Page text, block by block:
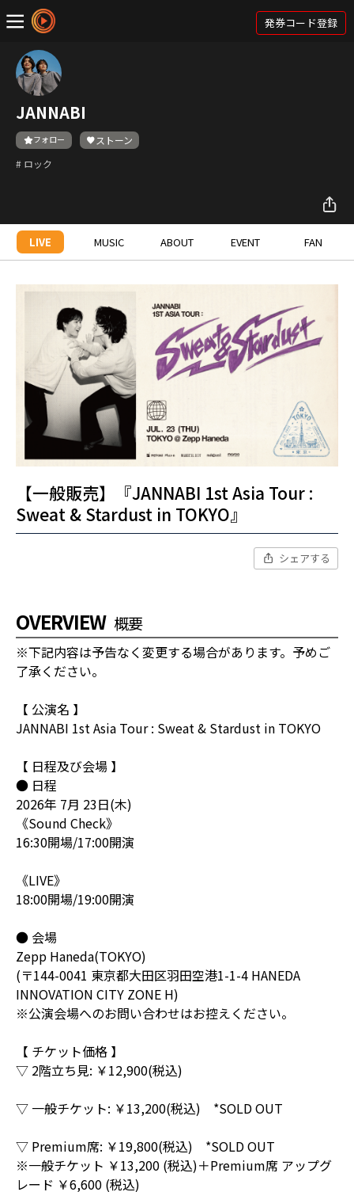
発券コード登録
JANNABI
フォロー
ストーン
# ロック
LIVE MUSIC ABOUT EVENT FAN
【一般販売】『JANNABI 1st Asia Tour :
Sweat & Stardust in TOKYO』
シェアする
OVERVIEW 概要
※下記内容は予告なく変更する場合があります。予めご
了承ください。
【 公演名 】
JANNABI 1st Asia Tour : Sweat & Stardust in TOKYO
【 日程及び会場 】
● 日程
2026年 7月 23日(木)
《Sound Check》
16:30開場/17:00開演
《LIVE》
18:00開場/19:00開演
● 会場
Zepp Haneda(TOKYO)
(〒144-0041 東京都大田区羽田空港1-1-4 HANEDA
INNOVATION CITY ZONE H)
※公演会場へのお問い合わせはお控えください。
【 チケット価格 】
▽ 2階立ち見: ￥12,900(税込)
▽ 一般チケット: ￥13,200(税込) *SOLD OUT
▽ Premium席: ￥19,800(税込) *SOLD OUT
※一般チケット ￥13,200 (税込)＋Premium席 アップグ
レード ￥6,600 (税込)